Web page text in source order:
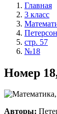
Главная
3 класс
стр. 57
№18
Номер
Авторы: